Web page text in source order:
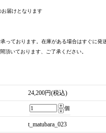
お届けとなります
っております。在庫がある場合はすぐに発
頂いております、ご了承ください。
24,200円(税込)
個
t_matubara_023